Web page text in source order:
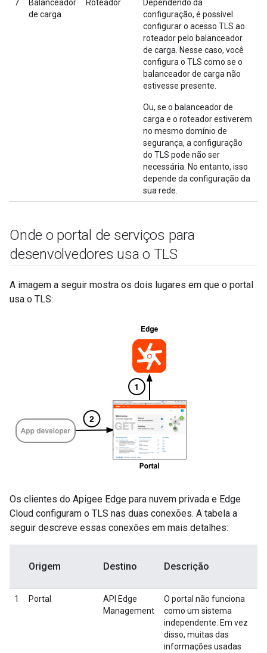
7
Balanceador
de carga
Roteador
Dependendo da
configuração, é possível
configurar o acesso TLS ao
roteador pelo balanceador
de carga. Nesse caso, você
configura o TLS como se o
balanceador de carga não
estivesse presente.
Ou, se o balanceador de
carga e o roteador estiverem
no mesmo domínio de
segurança, a configuração
do TLS pode não ser
necessária. No entanto, isso
depende da configuração da
sua rede.
Onde o portal de serviços para
desenvolvedores usa o TLS
A imagem a seguir mostra os dois lugares em que o portal
usa o TLS:
Os clientes do Apigee Edge para nuvem privada e Edge
Cloud configuram o TLS nas duas conexões. A tabela a
seguir descreve essas conexões em mais detalhes:
Origem Destino Descrição
1 Portal
API Edge
Management
O portal não funciona
como um sistema
independente. Em vez
disso, muitas das
informações usadas